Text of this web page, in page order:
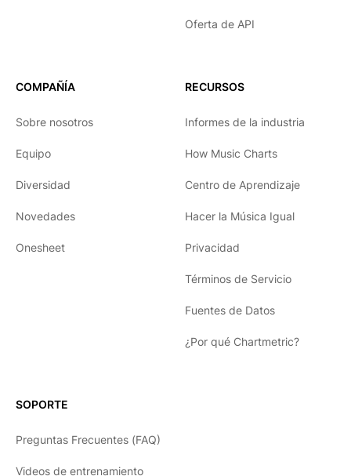
Oferta de API
COMPAÑÍA
Sobre nosotros
Equipo
Diversidad
Novedades
Onesheet
RECURSOS
Informes de la industria
How Music Charts
Centro de Aprendizaje
Hacer la Música Igual
Privacidad
Términos de Servicio
Fuentes de Datos
¿Por qué Chartmetric?
SOPORTE
Preguntas Frecuentes (FAQ)
Videos de entrenamiento
한국어